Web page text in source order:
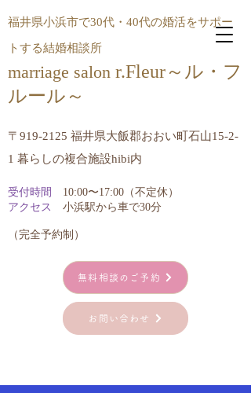
福井県小浜市で30代・40代の婚活をサポー
トする結婚相談所
marriage salon r.Fleur～ル・フ
ルール​～
〒919-2125 福井県大飯郡おおい町石山15-2-
1 暮らしの複合施設hibi内
受付時間
10:00〜17:00（不定休）
アクセス
小浜駅から車で30分
無料相談のご予約
お問い合わせ
​（完全予約制）